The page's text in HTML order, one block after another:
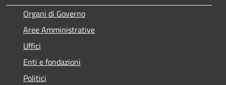
Organi di Governo
Aree Amministrative
Uffici
Enti e fondazioni
Politici